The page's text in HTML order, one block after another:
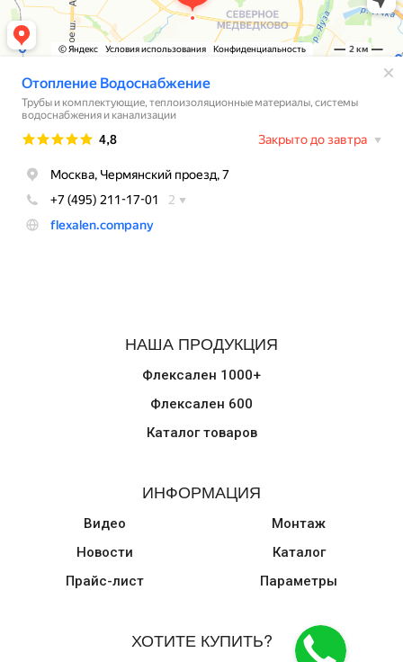
НАША ПРОДУКЦИЯ
Флексален 1000+
Флексален 600
Каталог товаров
ИНФОРМАЦИЯ
Видео
Новости
Прайс-лист
Монтаж
Каталог
Параметры
ХОТИТЕ КУПИТЬ?